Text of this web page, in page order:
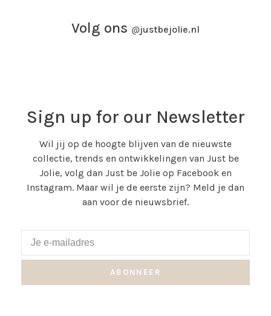
Volg ons @justbejolie.nl
Sign up for our Newsletter
Wil jij op de hoogte blijven van de nieuwste
collectie, trends en ontwikkelingen van Just be
Jolie, volg dan Just be Jolie op Facebook en
Instagram. Maar wil je de eerste zijn? Meld je dan
aan voor de nieuwsbrief.
ABONNEER